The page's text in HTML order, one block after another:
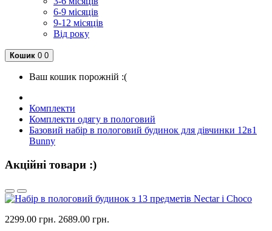
6-9 місяців
9-12 місяців
Від року
Кошик 0 0
Ваш кошик порожній :(
Комплекти
Комплекти одягу в пологовий
Базовий набір в пологовий будинок для дівчинки 12в1
Bunny
Акційні товари :)
2299.00 грн. 2689.00 грн.